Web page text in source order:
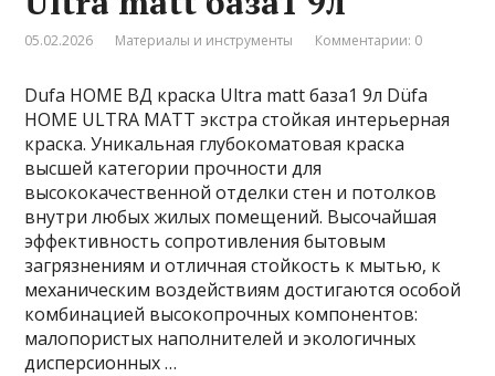
05.02.2026 Материалы и инструменты Комментарии: 0
Dufa HOME ВД краска Ultra matt база1 9л Düfa
HOME ULTRA MATT экстра стойкая интерьерная
краска. Уникальная глубокоматовая краска
высшей категории прочности для
высококачественной отделки стен и потолков
внутри любых жилых помещений. Высочайшая
эффективность сопротивления бытовым
загрязнениям и отличная стойкость к мытью, к
механическим воздействиям достигаются особой
комбинацией высокопрочных компонентов:
малопористых наполнителей и экологичных
дисперсионных …